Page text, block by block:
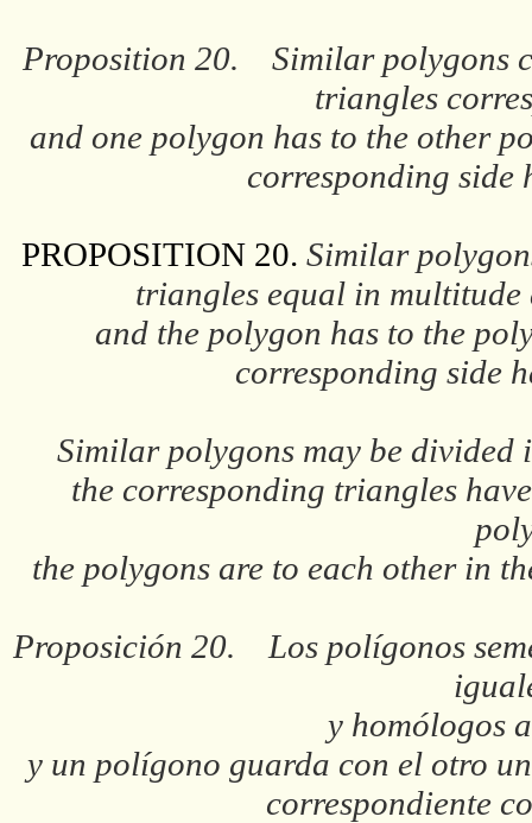
Proposition 20. Similar polygons
triangles
and one polygon has to the other
corresponding side
PROPOSITION 20. Similar
triangles equal in multitude
and the polygon has to the
corresponding side
Similar polygons may be
the corresponding triangles
the polygons are to each other in
Proposición 20. Los polígonos
y homólogos
y un polígono guarda con el otro
correspondiente